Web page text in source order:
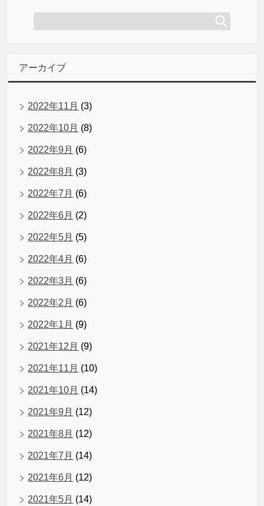
アーカイブ
2022年11月 (3)
2022年10月 (8)
2022年9月 (6)
2022年8月 (3)
2022年7月 (6)
2022年6月 (2)
2022年5月 (5)
2022年4月 (6)
2022年3月 (6)
2022年2月 (6)
2022年1月 (9)
2021年12月 (9)
2021年11月 (10)
2021年10月 (14)
2021年9月 (12)
2021年8月 (12)
2021年7月 (14)
2021年6月 (12)
2021年5月 (14)